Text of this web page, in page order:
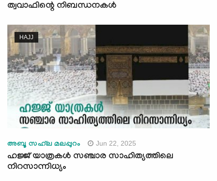
ത്വവാഫിന്റെ നിബന്ധനകള്‍
HAJJ
അബൂ സഹ്‍ല മലപ്പുറം Jun 22, 2025
ഹജ്ജ് യാത്രകള്‍ സഞ്ചാര സാഹിത്യത്തിലെ
നിറസാന്നിധ്യം